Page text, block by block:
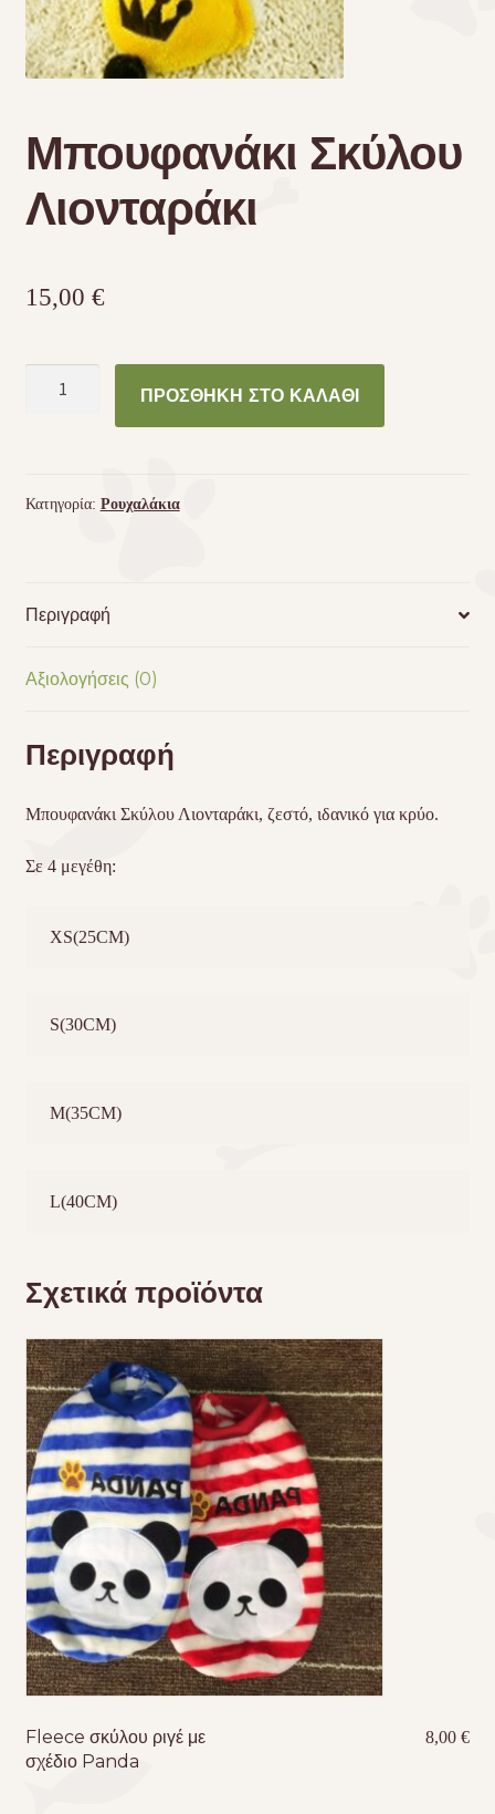
Τσάντες μεταφοράς
Φροντίδα – Είδη Υγιεινής
Μπουφανάκι Σκύλου
Λιονταράκι
15,00 €
ΠΡΟΣΘΉΚΗ ΣΤΟ ΚΑΛΆΘΙ
Κατηγορία: Ρουχαλάκια
Περιγραφή
Αξιολογήσεις (0)
Περιγραφή
Μπουφανάκι Σκύλου Λιονταράκι, ζεστό, ιδανικό για κρύο.
Σε 4 μεγέθη:
XS(25CM)
S(30CM)
M(35CM)
L(40CM)
Σχετικά προϊόντα
Fleece σκύλου ριγέ με
σχέδιο Panda
8,00€